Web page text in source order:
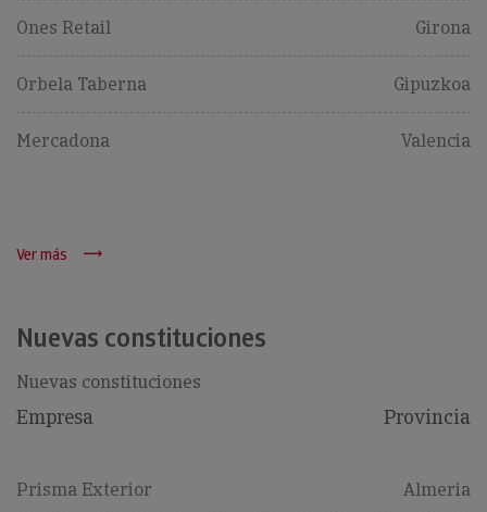
Ones Retail Girona
Orbela Taberna Gipuzkoa
Mercadona Valencia
Ver más
Nuevas constituciones
Nuevas constituciones
Empresa Provincia
Prisma Exterior Almeria